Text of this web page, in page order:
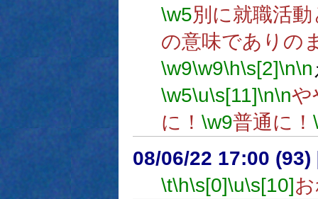
\w5別に就職活
の意味でありの
\w9\w9\h\s[2]\n\n
\w5\u\s[11]\n\nや
に！ \w9普通に！
08/06/22 17:00 (93)
\t\h\s[0]\u\s[10]